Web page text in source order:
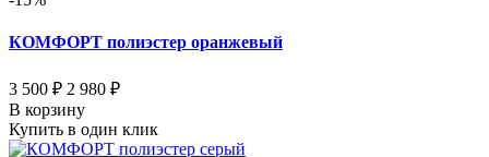
КОМФОРТ полиэстер оранжевый
3 500 ₽ 2 980 ₽
В корзину
Купить в один клик